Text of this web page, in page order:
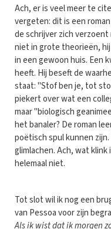
Ach, er is veel meer te
vergeten: dit is een
de schrijver zich
niet in grote theorieën,
in een gewoon huis. Een
heeft. Hij beseft de
staat: "Stof ben je, tot
piekert over wat een
maar "biologisch
het banaler? De roman
poëtisch spul kunnen zijn.
glimlachen. Ach, wat klink
helemaal niet.
Tot slot wil ik nog een
van Pessoa voor zijn
Als ik wist dat ik morgen